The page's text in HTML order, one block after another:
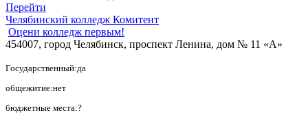
Перейти
Челябинский колледж Комитент
Оцени колледж первым!
454007, город Челябинск, проспект Ленина, дом № 11 «А»
Государственный:да
общежитие:нет
бюджетные места:?